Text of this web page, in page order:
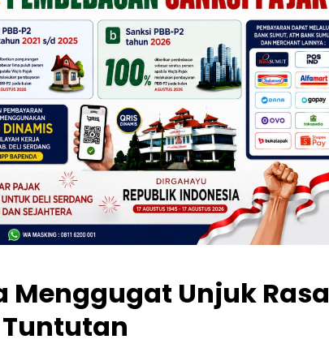
Unjuk Rasa
Tuntutan